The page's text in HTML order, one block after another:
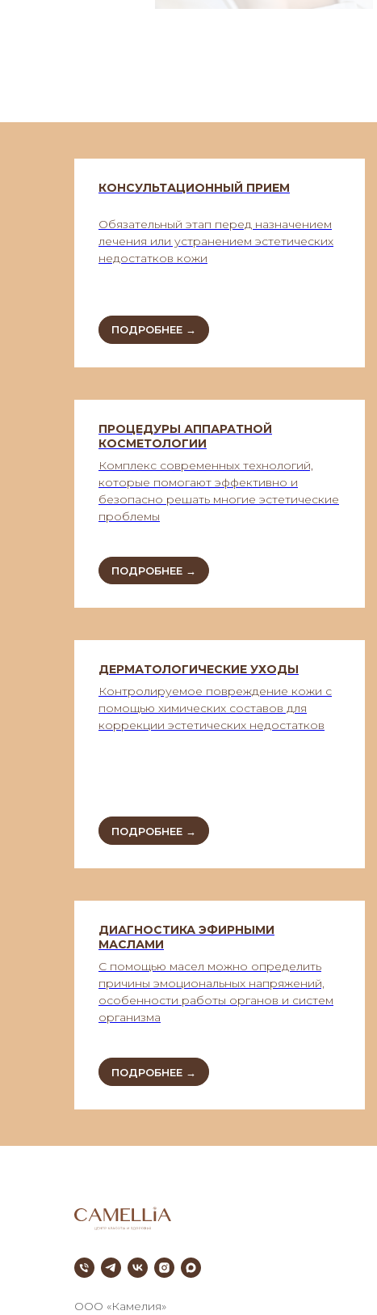
КОНСУЛЬТАЦИОННЫЙ ПРИЕМ
Обязательный этап перед назначением
лечения или устранением эстетических
недостатков кожи
ПОДРОБНЕЕ →
ПРОЦЕДУРЫ АППАРАТНОЙ
КОСМЕТОЛОГИИ
Комплекс современных технологий,
которые помогают эффективно и
безопасно решать многие эстетические
проблемы
ПОДРОБНЕЕ →
ДЕРМАТОЛОГИЧЕСКИЕ УХОДЫ
Контролируемое повреждение кожи с
помощью химических составов для
коррекции эстетических недостатков
ПОДРОБНЕЕ →
ДИАГНОСТИКА ЭФИРНЫМИ
МАСЛАМИ
С помощью масел можно определить
причины эмоциональных напряжений,
особенности работы органов и систем
организма
ПОДРОБНЕЕ →
ООО «Камелия»